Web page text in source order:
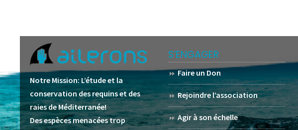
Notre Mission: L’étude et la
conservation des requins et des
raies de Méditerranée!
Des espèces menacées trop
S’ENGAGER
Faire un Don
Rejoindre l’association
Agir à son échelle